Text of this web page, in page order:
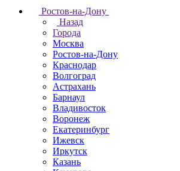
Ростов-на-Дону
Назад
Города
Москва
Ростов-на-Дону
Краснодар
Волгоград
Астрахань
Барнаул
Владивосток
Воронеж
Екатеринбург
Ижевск
Иркутск
Казань